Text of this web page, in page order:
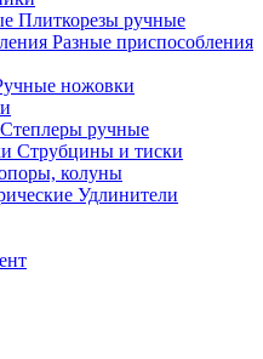
Плиткорезы ручные
Разные приспособления
ножовки
Степлеры ручные
Струбцины и тиски
колуны
Удлинители